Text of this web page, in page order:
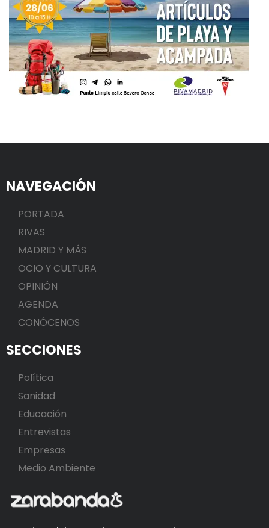
NAVEGACIÓN
PORTADA
RIVAS
MADRID Y MÁS
OCIO Y CULTURA
OPINIÓN
AGENDA
CONÓCENOS
SECCIONES
Política
Sanidad
Educación
Entrevistas
Empresas
Medio Ambiente